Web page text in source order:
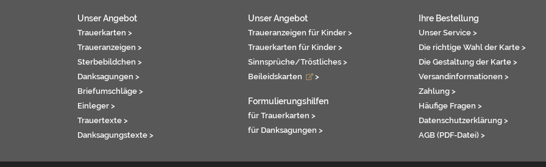
Unser Angebot
Trauerkarten >
Traueranzeigen >
Sterbebildchen >
Danksagungen >
Briefumschläge >
Einleger >
Trauertexte >
Danksagungstexte >
Unser Angebot
Traueranzeigen für Kinder >
Trauerkarten für Kinder >
Sinnsprüche/Tröstliches >
Beileidskarten
>
Formulierungshilfen
für Trauerkarten >
für Danksagungen >
Ihre Bestellung
Unser Service >
Die richtige Wahl der Karte >
Die Gestaltung der Karte >
Versandinformationen >
Zahlung >
Häufige Fragen >
Datenschutzerklärung >
AGB (PDF-Datei) >